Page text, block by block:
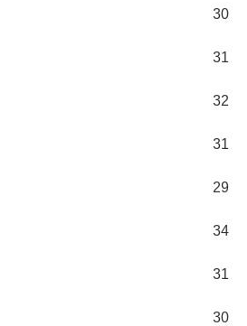
30
31
32
31
29
34
31
30